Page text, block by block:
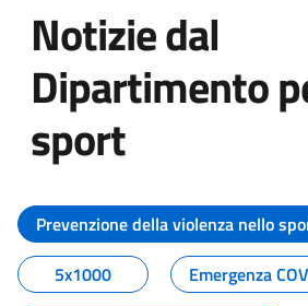
Notizie dal
Dipartimento
sport
Tutti i contenuti
Prevenzione della violenza nello
5x1000
Emergenza